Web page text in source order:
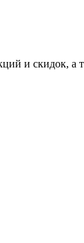
и скидок,